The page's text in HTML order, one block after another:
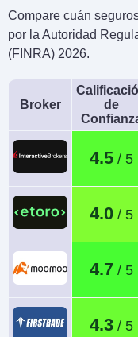
Compare cuán
por la Autoridad
(FINRA) 2026.
Broker
de
4.5
4.0
4.7
4.3